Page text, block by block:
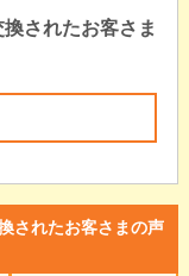
されたお客さま
されたお客さまの声